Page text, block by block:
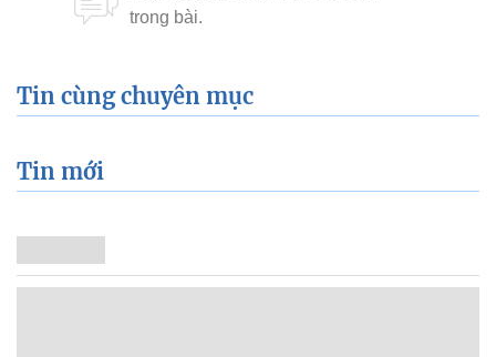
Tin cùng chuyên mục
Tin mới